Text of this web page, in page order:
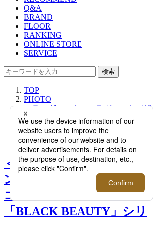
Q&A
BRAND
FLOOR
RANKING
ONLINE STORE
SERVICE
検索
TOP
PHOTO
＜ラミダス＞｜＜フラグメントデザ
イン＞監修によるコラボアイテムも
発売、「BLACK BEAUTY」シリー
ズ最新作が登場。
＜ラミダス＞｜＜フラグメ
ントデザイン＞監修による
コラボアイテムも発売、
「BLACK BEAUTY」シリ